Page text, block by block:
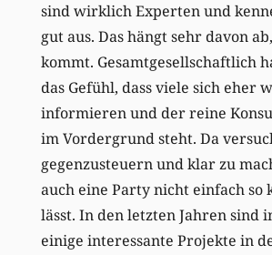
sind wirklich Experten und
gut aus. Das hängt sehr davon
kommt. Gesamtgesellschaftlich
das Gefühl, dass viele sich eher
informieren und der reine
im Vordergrund steht. Da
gegenzusteuern und klar zu
auch eine Party nicht einfach so
lässt. In den letzten Jahren sind
einige interessante Projekte in